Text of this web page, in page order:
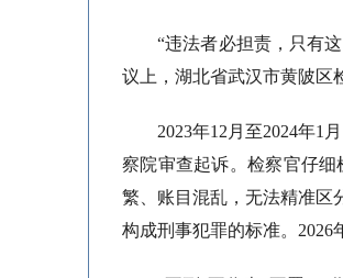
“违法者必担责，只有
议上，湖北省武汉市黄陂区
2023年12月至2024年1
察院审查起诉。检察官仔
繁、账目混乱，无法精准区
构成刑事犯罪的标准。2026